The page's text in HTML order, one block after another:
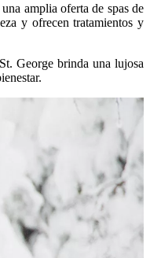
amplia oferta de spas de
y ofrecen tratamientos y
George brinda una lujosa